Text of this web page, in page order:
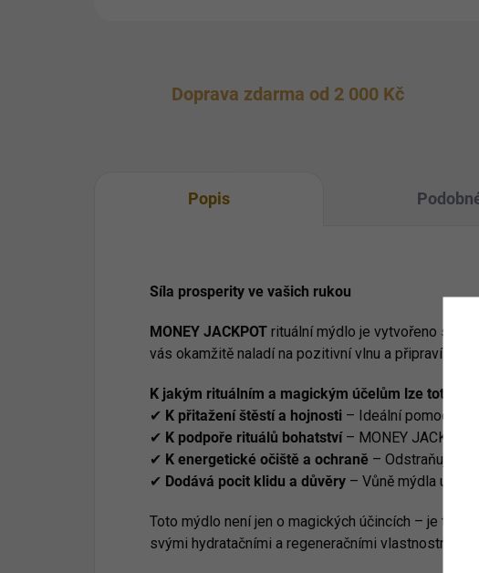
Doprava zdarma od 2 000 Kč
Popis
Síla prosperity ve vašich rukou
MONEY JACKPOT rituální mýdlo je vytvořeno s
vás okamžitě naladí na pozitivní vlnu a připraví
K jakým rituálním a magickým účelům lze toto
✔ K přitažení štěstí a hojnosti – Ideální pomocník
✔ K podpoře rituálů bohatství– MONEY
✔ K energetické očiště a ochraně – Odstraňuje
✔ Dodává pocit klidu a důvěry – Vůně mýdla
Toto mýdlo není jen o magických účincích – je
svými hydratačními a regeneračními vlastnostmi.